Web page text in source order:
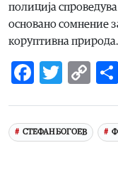
полиција
основано сомнение
коруптивна природа.
Facebook
СТЕФАН БОГОЕВ